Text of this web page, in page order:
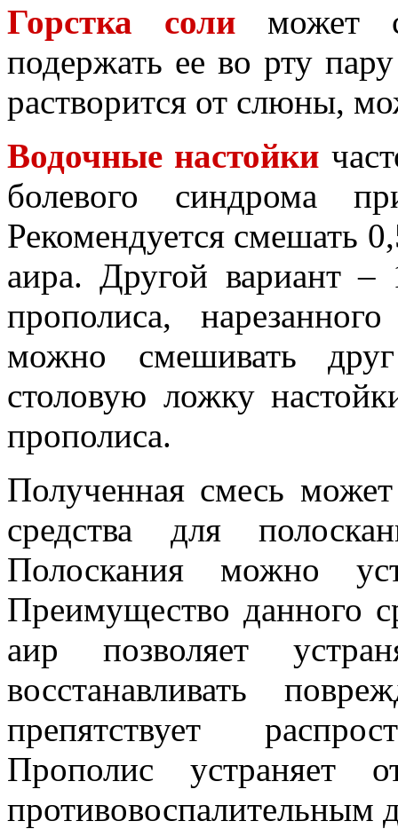
Горстка солиможет
подержать ее во рту
растворится от слюны,
Водочные настойки
болевого синдрома
Рекомендуется смешать
аира. Другой вариант
прополиса,
можно смешивать
столовую ложку
прополиса.
Полученная смесь
средства для
Полоскания можно
Преимущество данного
аир позволяет
восстанавливать
препятствует
Прополис устраняет
противовоспалительным